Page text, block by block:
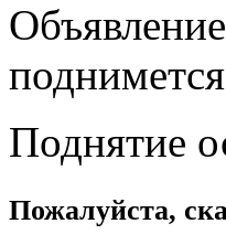
Поднятие
Пожалуйста,